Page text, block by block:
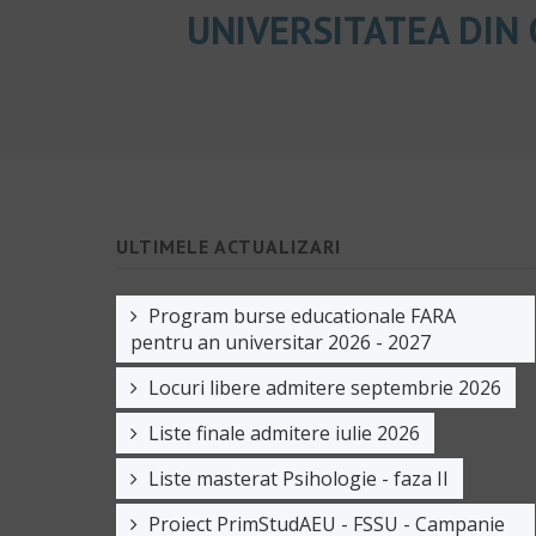
UNIVERSITATEA DIN
ULTIMELE ACTUALIZARI
Program burse educationale FARA
pentru an universitar 2026 - 2027
Locuri libere admitere septembrie 2026
Liste finale admitere iulie 2026
Liste masterat Psihologie - faza II
Proiect PrimStudAEU - FSSU - Campanie